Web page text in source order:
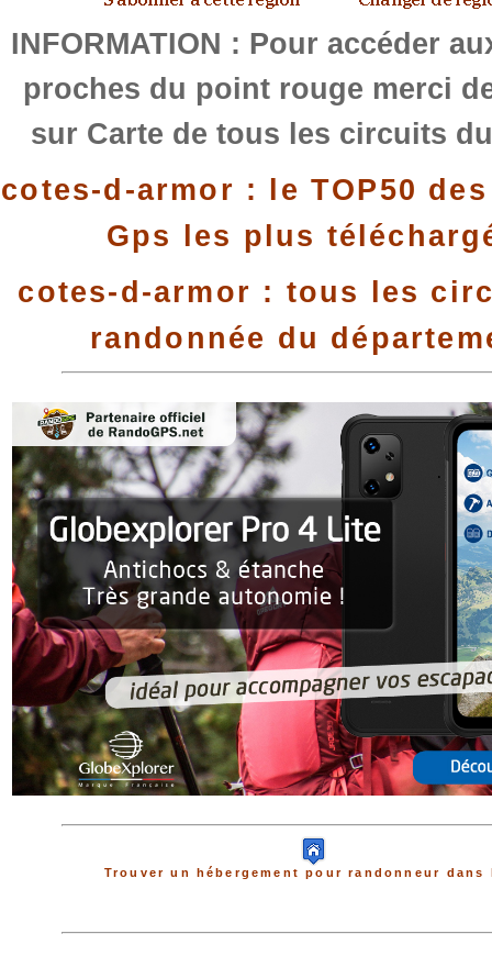
INFORMATION : Pour accéder
proches du point rouge merci
sur Carte de tous les circuits
cotes-d-armor : le TOP50
Gps les plus
cotes-d-armor : tous les
randonnée du
Trouver un hébergement pour randonneur dans